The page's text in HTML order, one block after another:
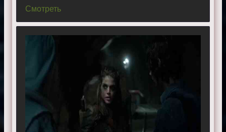
Смотреть